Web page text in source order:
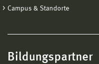
Campus & Standorte
Bildungspartner